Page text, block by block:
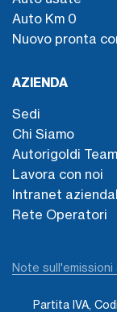
Auto Km 0
Nuovo pronta
AZIENDA
Sedi
Chi Siamo
Autorigoldi
Lavora con noi
Intranet
Rete Operatori
Note sull'emissioni
Partita IVA,